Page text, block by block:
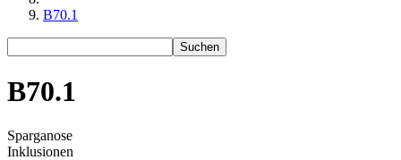
B70.1
Suchen
B70.1
Sparganose
Inklusionen